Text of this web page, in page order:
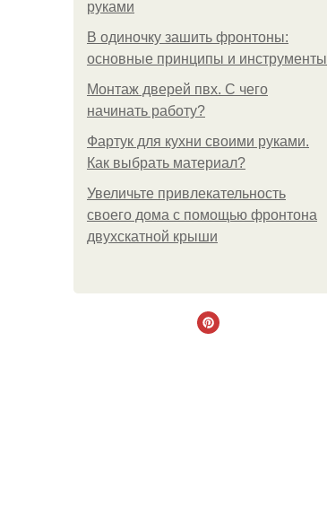
руками
В одиночку зашить фронтоны:
основные принципы и инструменты
Монтаж дверей пвх. С чего
начинать работу?
Фартук для кухни своими руками.
Как выбрать материал?
Увеличьте привлекательность
своего дома с помощью фронтона
двухскатной крыши